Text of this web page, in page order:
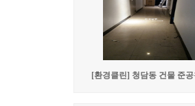
[환경클린] 청담동 건물 준